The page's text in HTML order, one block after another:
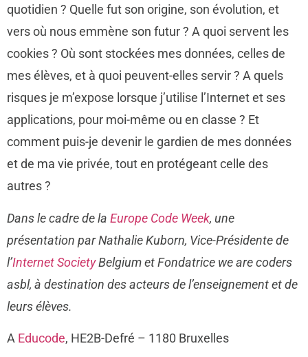
quotidien ? Quelle fut son origine, son évolution, et
vers où nous emmène son futur ? A quoi servent les
cookies ? Où sont stockées mes données, celles de
mes élèves, et à quoi peuvent-elles servir ? A quels
risques je m’expose lorsque j’utilise l’Internet et ses
applications, pour moi-même ou en classe ? Et
comment puis-je devenir le gardien de mes données
et de ma vie privée, tout en protégeant celle des
autres ?
Dans le cadre de la Europe Code Week, une
présentation par Nathalie Kuborn, Vice-Présidente de
l’Internet SocietyBelgium et Fondatrice we are coders
asbl, à destination des acteurs de l’enseignement et de
leurs élèves.
A Educode, HE2B-Defré – 1180 Bruxelles